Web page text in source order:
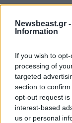
Newsbeast.gr -
Information
If you wish to
processing of
targeted
section to
opt-out request
interest-based
us or personal